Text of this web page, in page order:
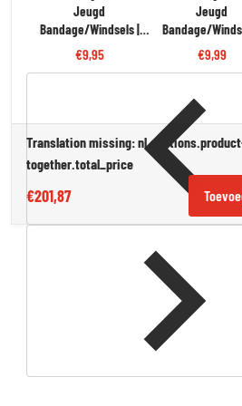
Jeugd
Bandage/Windsels |
Zwart
€9,95
Jeugd
Bandage/
Roze
€9,99
Translation missing:
together.total_price
€201,87